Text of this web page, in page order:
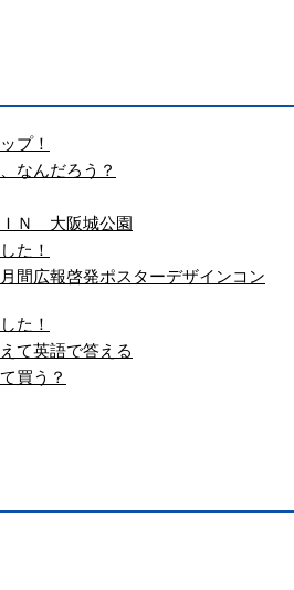
プ！
なんだろう？
Ｎ 大阪城公園
た！
間広報啓発ポスターデザインコン
た！
て英語で答える
買う？